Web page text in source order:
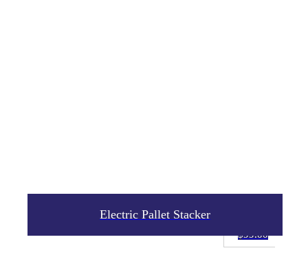
Electric Pallet Stacker
$99.00